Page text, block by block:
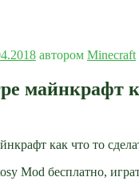
автором Minecraft
майнкрафт